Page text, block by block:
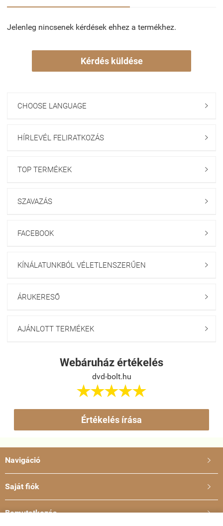
Jelenleg nincsenek kérdések ehhez a termékhez.
Kérdés küldése
CHOOSE LANGUAGE 
HÍRLEVÉL FELIRATKOZÁS 
TOP TERMÉKEK 
SZAVAZÁS 
FACEBOOK 
KÍNÁLATUNKBÓL VÉLETLENSZERŰEN 
ÁRUKERESŐ 
AJÁNLOTT TERMÉKEK 
Webáruház értékelés
dvd-bolt.hu

Értékelés írása
Navigáció 
Saját fiók 
Bemutatkozás 